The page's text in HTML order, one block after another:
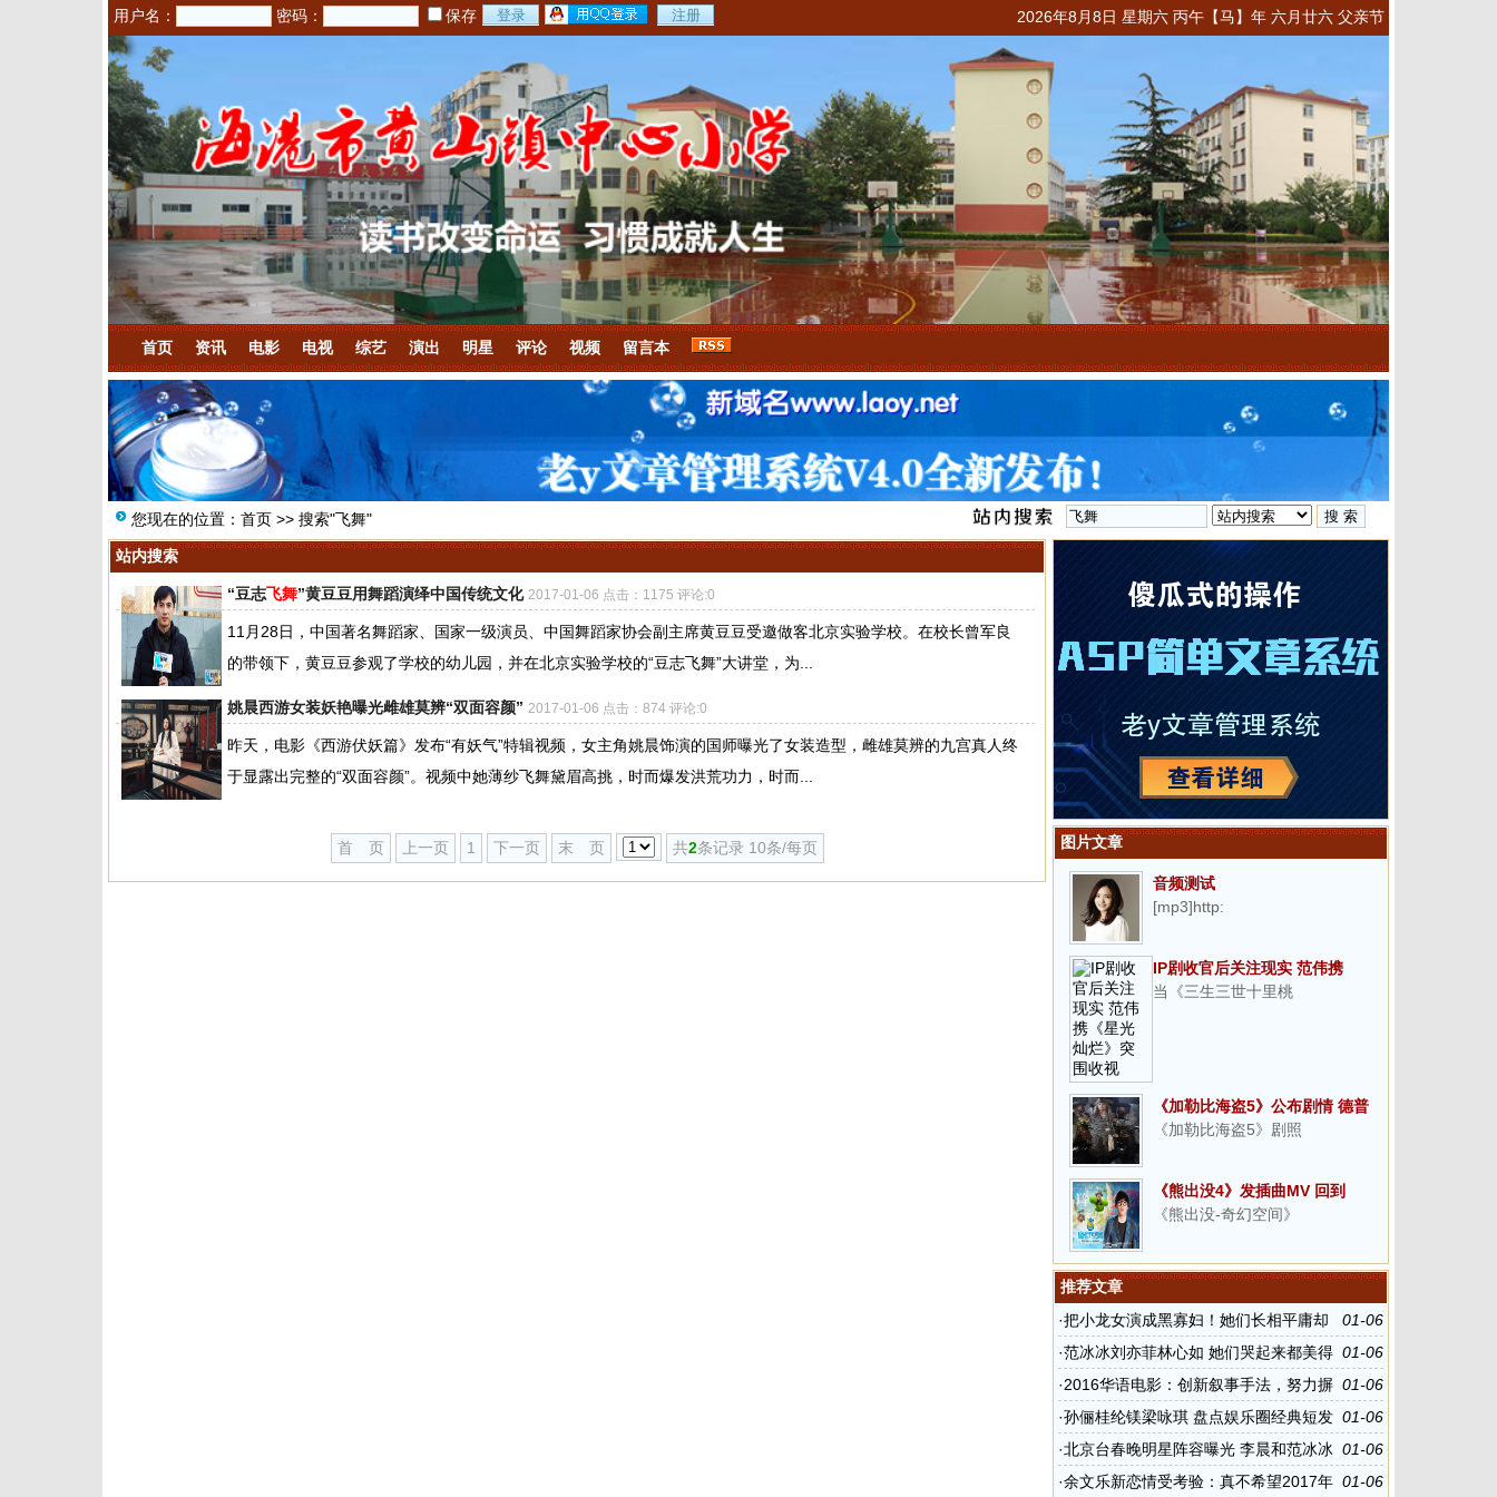
2026年8月8日 星期六 丙午【马】年 六月廿六 父亲节
用户名： 密码： 保存
首页 资讯 电影 电视 综艺 演出 明星 评论 视频 留言本
您现在的位置： 首页 >> 搜索"飞舞"
站内搜索
“豆志飞舞”黄豆豆用舞蹈演绎中国传统文化 2017-01-06 点击：1175 评论:0
11月28日，中国著名舞蹈家、国家一级演员、中国舞蹈家协会副主席黄豆豆受邀做客北京实验学校。在校长曾军良
的带领下，黄豆豆参观了学校的幼儿园，并在北京实验学校的“豆志飞舞”大讲堂，为...
姚晨西游女装妖艳曝光雌雄莫辨“双面容颜” 2017-01-06 点击：874 评论:0
昨天，电影《西游伏妖篇》发布“有妖气”特辑视频，女主角姚晨饰演的国师曝光了女装造型，雌雄莫辨的九宫真人终
于显露出完整的“双面容颜”。视频中她薄纱飞舞黛眉高挑，时而爆发洪荒功力，时而...
首 页 上一页 1 下一页 末 页 共2条记录 10条/每页 图片文章
音频测试
[mp3]http:
IP剧收官后关注现实 范伟携
《星光灿烂》突围收视
当《三生三世十里桃
《加勒比海盗5》公布剧情 德普
重返冒险之旅
《加勒比海盗5》剧照
《熊出没4》发插曲MV 回到
与“熊”相伴的纯真岁月
《熊出没-奇幻空间》
推荐文章
01-06
·把小龙女演成黑寡妇！她们长相平庸却
硬要演绝世美女
01-06
·范冰冰刘亦菲林心如 她们哭起来都美得
让人心疼
01-06
·2016华语电影：创新叙事手法，努力摒
弃陈词滥调
01-06
·孙俪桂纶镁梁咏琪 盘点娱乐圈经典短发
女神
01-06
·北京台春晚明星阵容曝光 李晨和范冰冰
登台演出
01-06
·余文乐新恋情受考验：真不希望2017年